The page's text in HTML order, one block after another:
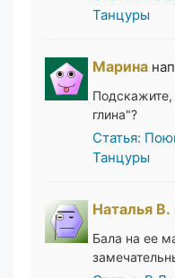
Танцуры
Марина
глина"?
Статья:
Танцуры
Наталья В.
Бала на ее